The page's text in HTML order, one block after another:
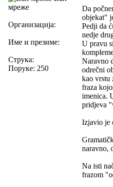
мреже
Организација:
Име и презиме:
Струка:
Поруке: 250
Da
objekat"
Pedji da
nedje
U pravu
Naravno
odrečni
kao vrstu
fraza
imenica.
pridjeva
Izjavio je
naravno,
Na isti
frazom